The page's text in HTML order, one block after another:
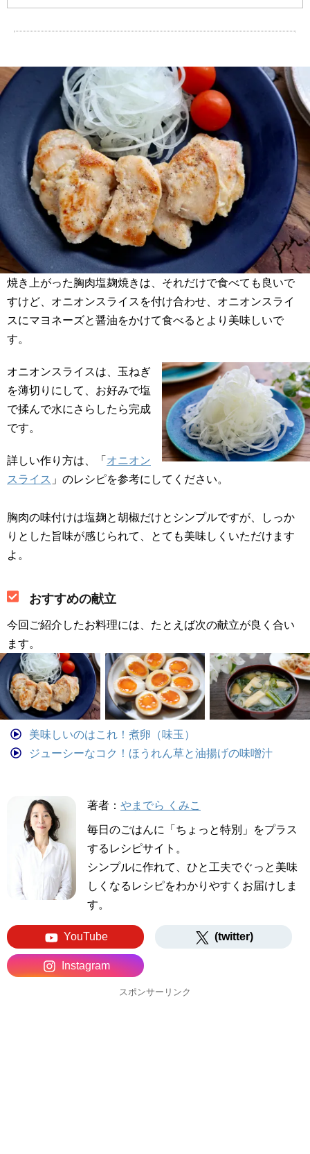
焼き上がった胸肉塩麹焼きは、それだけで食べても良いで
すけど、オニオンスライスを付け合わせ、オニオンスライ
スにマヨネーズと醤油をかけて食べるとより美味しいで
す。
オニオンスライスは、玉ねぎ
を薄切りにして、お好みで塩
で揉んで水にさらしたら完成
です。
詳しい作り方は、「 オニオン
スライス 」のレシピを参考にしてください。
胸肉の味付けは塩麹と胡椒だけとシンプルですが、しっか
りとした旨味が感じられて、とても美味しくいただけます
よ。
おすすめの献立
今回ご紹介したお料理には、たとえば次の献立が良く合い
ます。
美味しいのはこれ！煮卵（味玉）
ジューシーなコク！ほうれん草と油揚げの味噌汁
著者： やまでら くみこ
毎日のごはんに「ちょっと特別」をプラス
するレシピサイト。
シンプルに作れて、ひと工夫でぐっと美味
しくなるレシピをわかりやすくお届けしま
す。
YouTube (twitter)
Instagram
スポンサーリンク